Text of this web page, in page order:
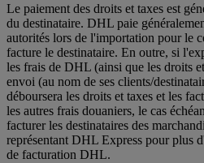
Le paiement des droits et taxes est
du destinataire. DHL paie
autorités lors de l'importation pour le
facture le destinataire. En outre, si
les frais de DHL (ainsi que les droits
envoi (au nom de ses clients/
déboursera les droits et taxes et les
les autres frais douaniers, le cas
facturer les destinataires des
représentant DHL Express pour plus
de facturation DHL.